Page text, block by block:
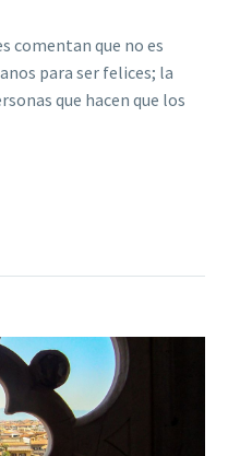
comentan que no es
para ser felices; la
que hacen que los